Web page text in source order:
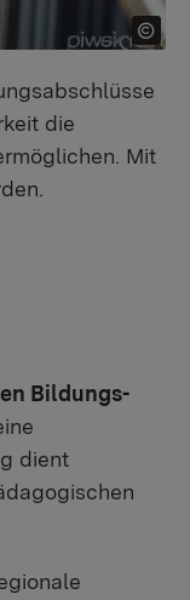
die
Mit
Bildungs-
dient